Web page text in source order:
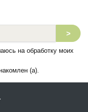
>
на обработку моих
(а).